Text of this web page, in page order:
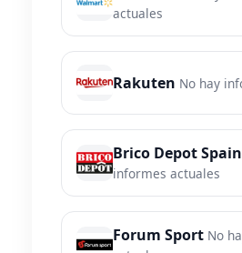
actuales
Rakuten No hay
Brico Depot Spain
informes actuales
Forum Sport No